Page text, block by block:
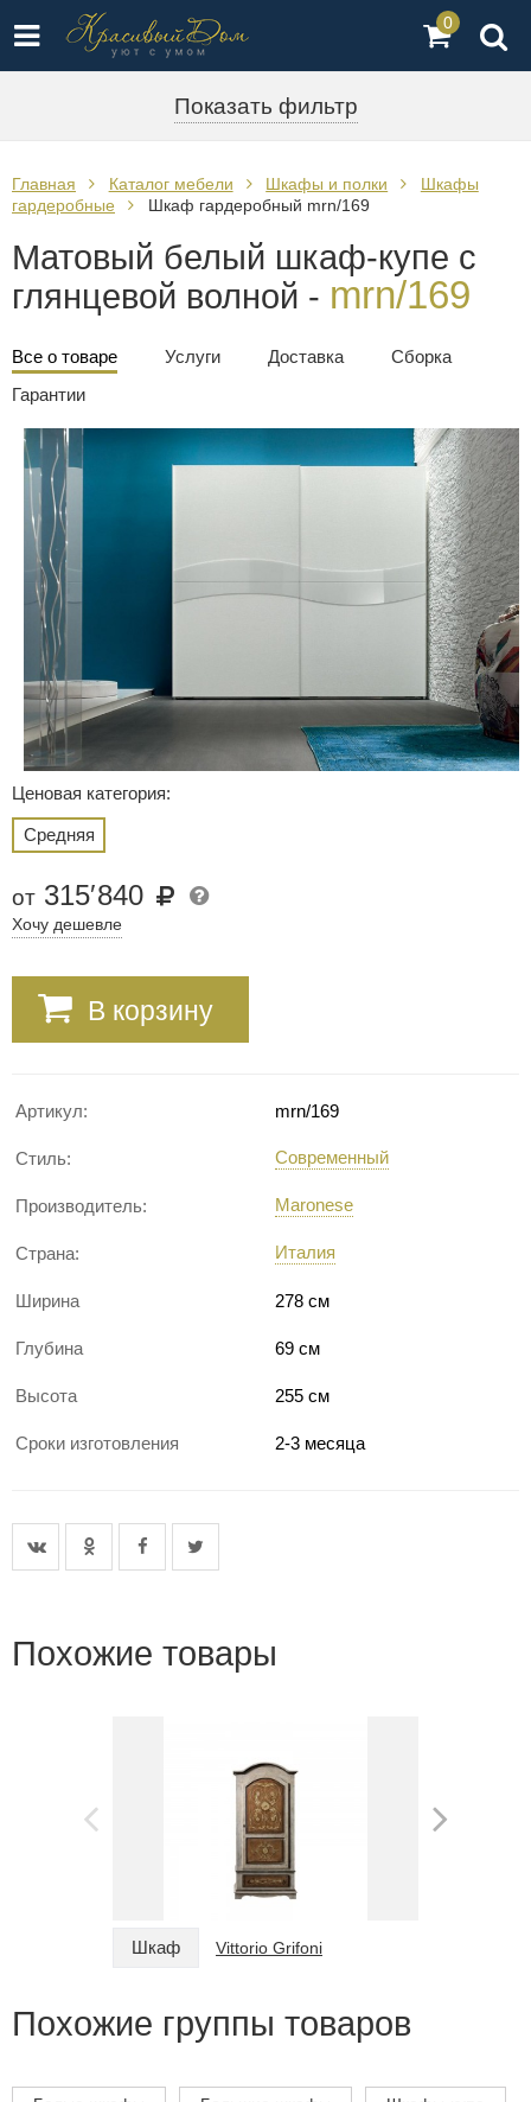
0
Показать фильтр
Главная Каталог мебели Шкафы и полки
Шкафы
гардеробные
Шкаф гардеробный mrn/169
Матовый белый шкаф-купе с
глянцевой волной - mrn/169
Все о товаре Услуги Доставка
Сборка
Гарантии
Ценовая категория:
Средняя
от 315′840
Хочу дешевле
В корзину
Артикул: mrn/169
Стиль: Современный
Производитель: Maronese
Страна: Италия
Ширина 278 см
Глубина 69 см
Высота 255 см
Сроки изготовления 2-3 месяца
Похожие товары
Шкаф Vittorio Grifoni
Похожие группы товаров